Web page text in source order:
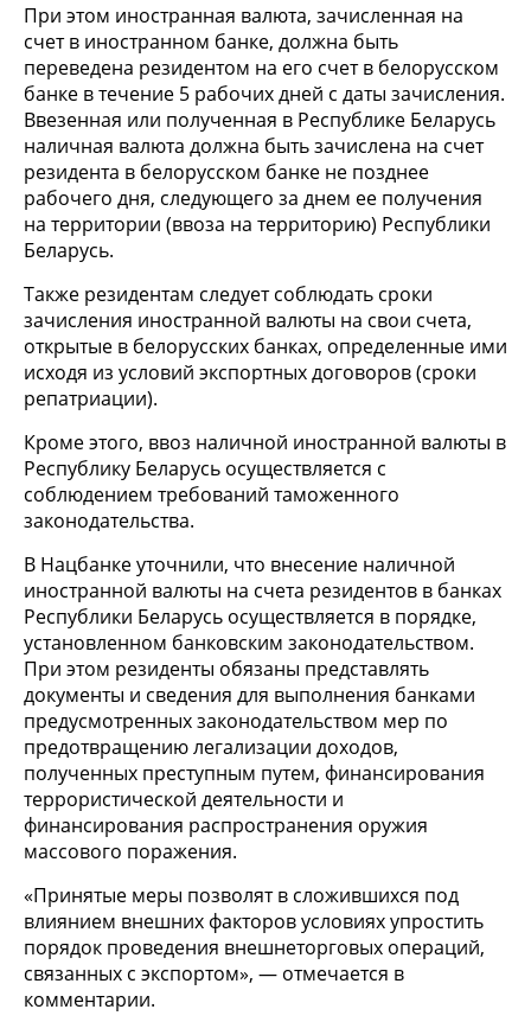
При этом иностранная валюта, зачисленная на
счет в иностранном банке, должна быть
переведена резидентом на его счет в белорусском
банке в течение 5 рабочих дней с даты зачисления.
Ввезенная или полученная в Республике Беларусь
наличная валюта должна быть зачислена на счет
резидента в белорусском банке не позднее
рабочего дня, следующего за днем ее получения
на территории (ввоза на территорию) Республики
Беларусь.
Также резидентам следует соблюдать сроки
зачисления иностранной валюты на свои счета,
открытые в белорусских банках, определенные ими
исходя из условий экспортных договоров (сроки
репатриации).
Кроме этого, ввоз наличной иностранной валюты в
Республику Беларусь осуществляется с
соблюдением требований таможенного
законодательства.
В Нацбанке уточнили, что внесение наличной
иностранной валюты на счета резидентов в банках
Республики Беларусь осуществляется в порядке,
установленном банковским законодательством.
При этом резиденты обязаны представлять
документы и сведения для выполнения банками
предусмотренных законодательством мер по
предотвращению легализации доходов,
полученных преступным путем, финансирования
террористической деятельности и
финансирования распространения оружия
массового поражения.
«Принятые меры позволят в сложившихся под
влиянием внешних факторов условиях упростить
порядок проведения внешнеторговых операций,
связанных с экспортом», — отмечается в
комментарии.